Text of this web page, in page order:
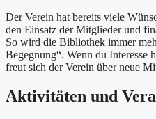
Der Verein hat bereits viele
den Einsatz der Mitglieder und
So wird die Bibliothek immer
Begegnung“. Wenn du Interesse
freut sich der Verein über neue
Aktivitäten und